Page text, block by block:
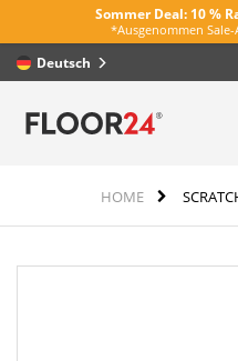
Sommer Deal: 10 %
*Ausgenommen
HOME
Deutsch